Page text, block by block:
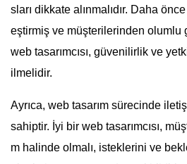
sları dikkate alınmalıdır. Daha
eştirmiş ve müşterilerinden olumlu
web tasarımcısı, güvenilirlik ve
ilmelidir.
Ayrıca, web tasarım sürecinde
sahiptir. İyi bir web tasarımcısı,
m halinde olmalı, isteklerini ve